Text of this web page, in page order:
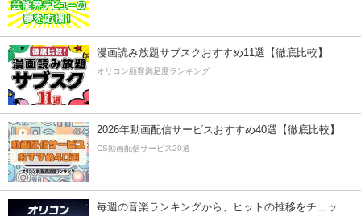
漫画読み放題サブスクおすすめ11選【徹底比較】
オリコン顧客満足度ランキング
2026年動画配信サービスおすすめ40選【徹底比較】
CS動画配信サービス20選
毎週の音楽ランキングから、ヒットの推移をチェッ